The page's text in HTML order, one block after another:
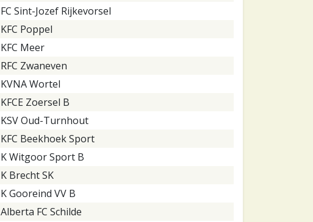
FC Sint-Jozef Rijkevorsel
KFC Poppel
KFC Meer
RFC Zwaneven
KVNA Wortel
KFCE Zoersel B
KSV Oud-Turnhout
KFC Beekhoek Sport
K Witgoor Sport B
K Brecht SK
K Gooreind VV B
Alberta FC Schilde